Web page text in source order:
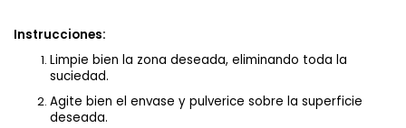
Instrucciones:
Limpie bien la zona deseada, eliminando toda la
suciedad.
Agite bien el envase y pulverice sobre la superficie
deseada.